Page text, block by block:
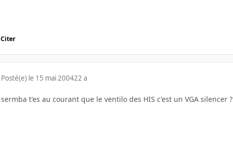
Citer
Posté(e) le 15 mai 200422 a
sermba t'es au courant que le ventilo des HIS c'est un VGA silencer ?